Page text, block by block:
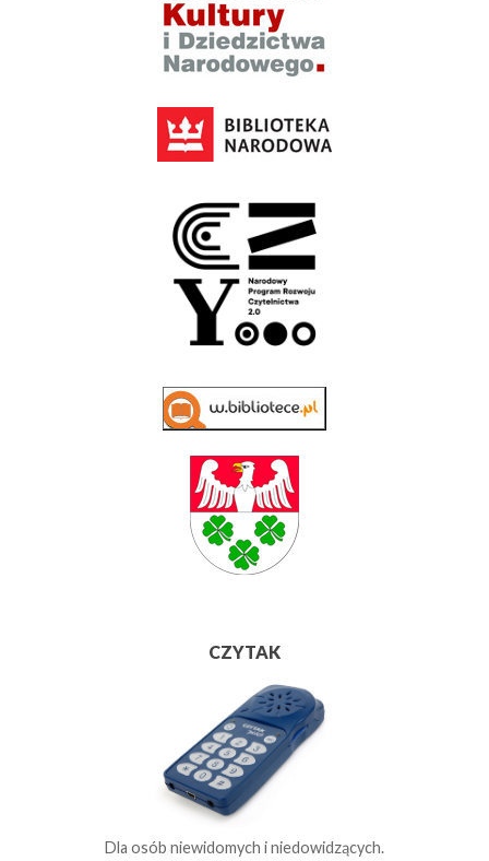
CZYTAK
Dla osób niewidomych i niedowidzących.